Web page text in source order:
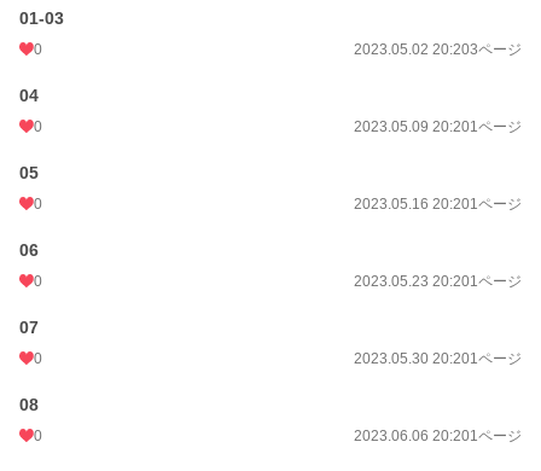
01-03
0 2023.05.02 20:203ページ
04
0 2023.05.09 20:201ページ
05
0 2023.05.16 20:201ページ
06
0 2023.05.23 20:201ページ
07
0 2023.05.30 20:201ページ
08
0 2023.06.06 20:201ページ